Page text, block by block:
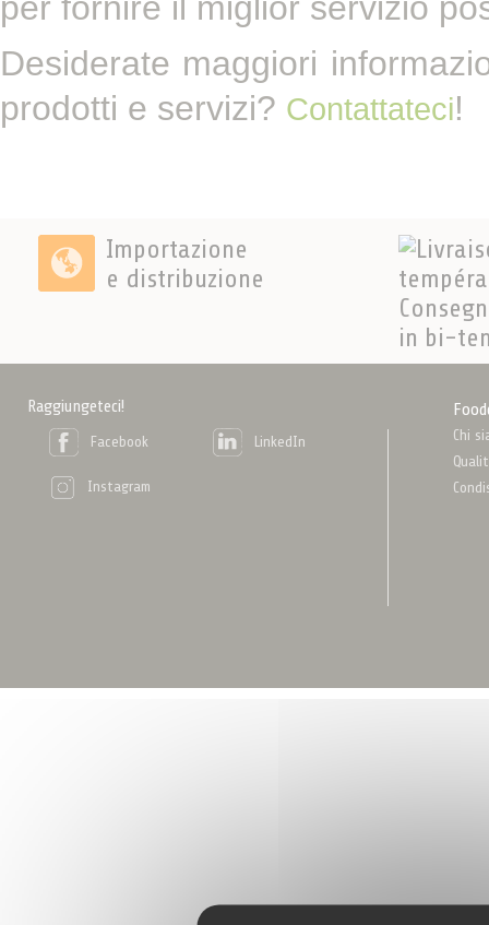
Desiderate maggiori
prodotti e servizi? Contattateci!
Importazione
e distribuzione
in bi-
Raggiungeteci!
Facebook LinkedIn
Instagram
Chi